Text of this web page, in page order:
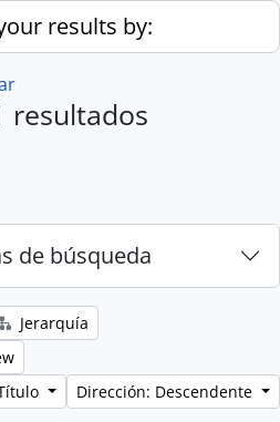
results by:
resultados
de búsqueda
Jerarquía
Dirección: Descendente